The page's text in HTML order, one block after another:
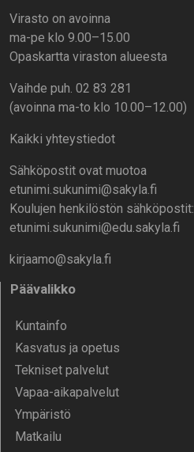
Virasto on avoinna
ma-pe klo 9.00–15.00
Opaskartta viraston alueesta
Vaihde puh. 02 83 281
(avoinna ma-to klo 10.00–12.00)
Kaikki yhteystiedot
Sähköpostit ovat muotoa
etunimi.sukunimi@sakyla.fi
Koulujen henkilöstön sähköpostit:
etunimi.sukunimi@edu.sakyla.fi
kirjaamo@sakyla.fi
Päävalikko
Kunta­info
Kasvatus ja opetus
Tekniset palvelut
Vapaa-aika­palvelut
Ympä­ristö
Mat­kailu